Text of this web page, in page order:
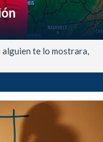
alguien te lo mostrara,